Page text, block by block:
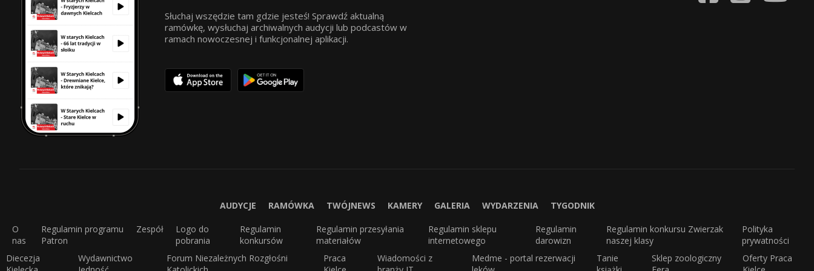
Słuchaj wszędzie tam gdzie jesteś! Sprawdź aktualną
ramówkę, wysłuchaj archiwalnych audycji lub podcastów w
ramach nowoczesnej i funkcjonalnej aplikacji.
AUDYCJE RAMÓWKA TWÓJNEWS KAMERY GALERIA WYDARZENIA TYGODNIK
O
nas
Regulamin programu
Patron
Zespół
Logo do
pobrania
Regulamin
konkursów
Regulamin przesyłania
materiałów
Regulamin sklepu
internetowego
Regulamin
darowizn
Regulamin konkursu Zwierzak
naszej klasy
Polityka
prywatności
Diecezja
Wydawnictwo
Forum Niezależnych Rozgłośni
Praca
Wiadomości z
Medme - portal rezerwacji
Tanie
Sklep zoologiczny
Oferty Praca